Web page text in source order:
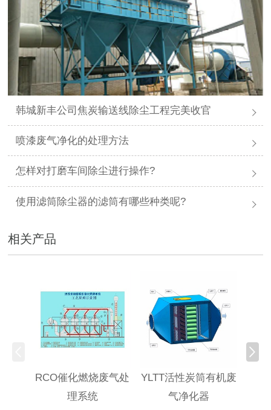
韩城新丰公司焦炭输送线除尘工程完美收官
喷漆废气净化的处理方法
怎样对打磨车间除尘进行操作?
使用滤筒除尘器的滤筒有哪些种类呢?
相关产品
RCO催化燃烧废气处
理系统
YLTT活性炭筒有机废
气净化器